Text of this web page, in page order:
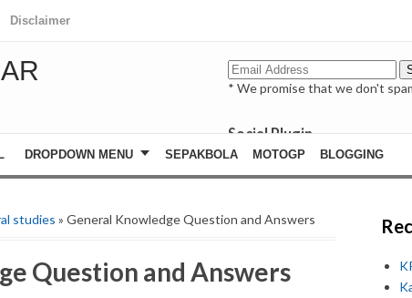
Disclaimer
* We promise that we don't
Social Plugin
facebook
whatsapp
DROPDOWN MENU SEPAKBOLA MOTOGP BLOGGING
studies » General Knowledge Question and Answers
Question and Answers